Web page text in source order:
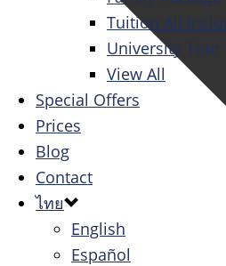
Tuition All
University Tour
View All
Special Offers
Prices
Blog
Contact
ไทย
English
Español